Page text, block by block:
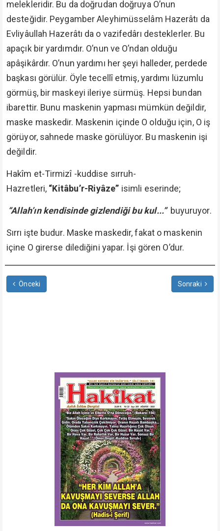
melekleridir. Bu da doğrudan doğruya O’nun
desteğidir. Peygamber Aleyhimüsselâm Hazerâtı da
Evliyâullah Hazerâtı da o vazifedârı desteklerler. Bu
apaçık bir yardımdır. O’nun ve O’ndan olduğu
apâşikârdır. O’nun yardımı her şeyi halleder, perdede
başkası görülür. Öyle tecellî etmiş, yardımı lüzumlu
görmüş, bir maskeyi ileriye sürmüş. Hepsi bundan
ibarettir. Bunu maskenin yapması mümkün değildir,
maske maskedir. Maskenin içinde O olduğu için, O iş
görüyor, sahnede maske görülüyor. Bu maskenin işi
değildir.
Hakîm et-Tirmizî -kuddise sırruh-
Hazretleri, “Kitâbu’r-Riyâze” isimli eserinde;
“Allah’ın kendisinde gizlendiği bu kul...” buyuruyor.
Sırrı işte budur. Maske maskedir, fakat o maskenin
içine O girerse dilediğini yapar. İşi gören O’dur.
Önceki Sonraki